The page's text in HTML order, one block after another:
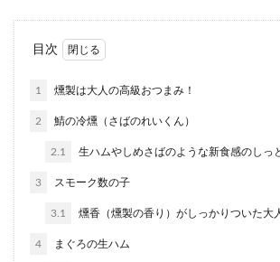
目次
1 燻製は大人の高級おつまみ！
2 鯖の冷燻（さばのれいくん）
2.1 生ハムやしめさばのような新食感のしっ
3 スモーク数の子
3.1 燻香（燻製の香り）がしっかりついた大
4 まぐろの生ハム